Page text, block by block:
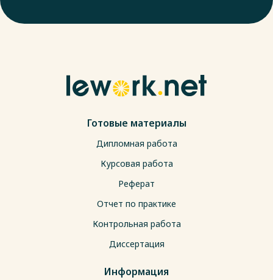
Готовые материалы
Дипломная работа
Курсовая работа
Реферат
Отчет по практике
Контрольная работа
Диссертация
Информация